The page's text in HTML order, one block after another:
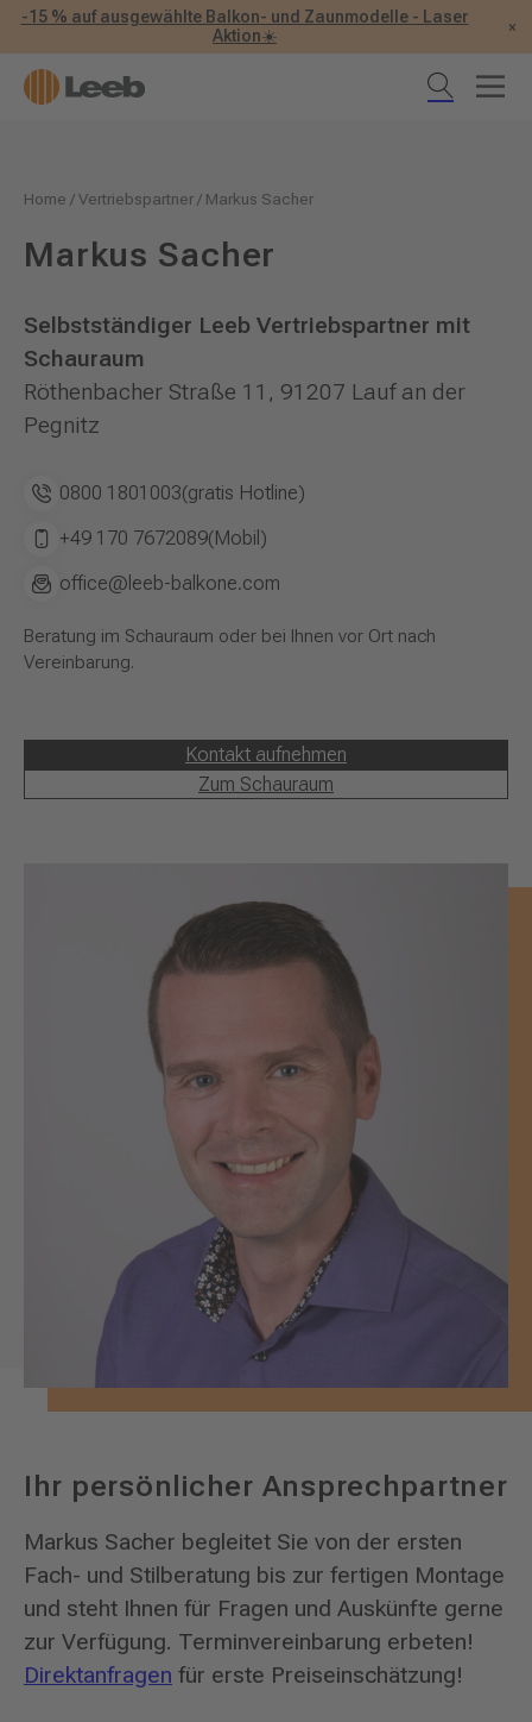
-15 % auf ausgewählte Balkon- und Zaunmodelle - Laser
Aktion☀️
×
Home /Vertriebspartner/ Markus Sacher
Markus Sacher
Selbstständiger Leeb Vertriebspartner mit
Schauraum
Röthenbacher Straße 11, 91207 Lauf an der
Pegnitz
0800 1801003(gratis Hotline)
+49 170 7672089(Mobil)
office@leeb-balkone.com
Beratung im Schauraum oder bei Ihnen vor Ort nach
Vereinbarung.
Kontakt aufnehmen
Zum Schauraum
Ihr persönlicher Ansprechpartner
Markus Sacher begleitet Sie von der ersten
Fach- und Stilberatung bis zur fertigen Montage
und steht Ihnen für Fragen und Auskünfte gerne
zur Verfügung. Terminvereinbarung erbeten!
Direktanfragen für erste Preiseinschätzung!